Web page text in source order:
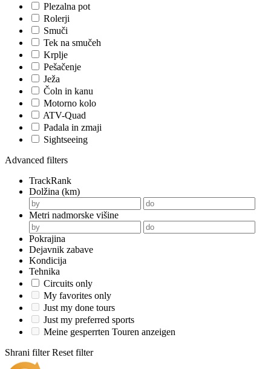
Plezalna pot
Rolerji
Smuči
Tek na smučeh
Krplje
Pešačenje
Ježa
Čoln in kanu
Motorno kolo
ATV-Quad
Padala in zmaji
Sightseeing
Advanced filters
TrackRank
Dolžina (km)
Metri nadmorske višine
Pokrajina
Dejavnik zabave
Kondicija
Tehnika
Circuits only
My favorites only
Just my done tours
Just my preferred sports
Meine gesperrten Touren anzeigen
Shrani filter Reset filter